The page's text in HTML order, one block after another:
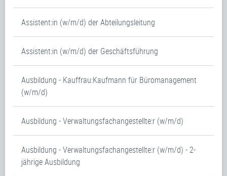
Assistent:in (w/m/d) der Abteilungsleitung
Assistent:in (w/m/d) der Geschäftsführung
Ausbildung - Kauffrau:Kaufmann für Büromanagement
(w/m/d)
Ausbildung - Verwaltungsfachangestellte:r (w/m/d)
Ausbildung - Verwaltungsfachangestellte:r (w/m/d) - 2-
jährige Ausbildung